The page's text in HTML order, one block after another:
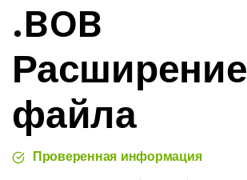
.BOB
Расширение
файла
Проверенная информация